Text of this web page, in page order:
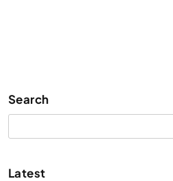
Search
Latest